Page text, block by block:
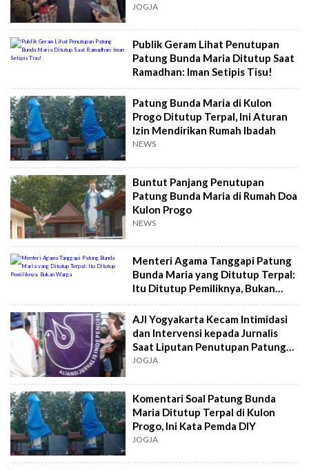
JOGJA
Publik Geram Lihat Penutupan
Patung Bunda Maria Ditutup Saat
Ramadhan: Iman Setipis Tisu!
Patung Bunda Maria di Kulon
Progo Ditutup Terpal, Ini Aturan
Izin Mendirikan Rumah Ibadah
NEWS
Buntut Panjang Penutupan
Patung Bunda Maria di Rumah Doa
Kulon Progo
NEWS
Menteri Agama Tanggapi Patung
Bunda Maria yang Ditutup Terpal:
Itu Ditutup Pemiliknya, Bukan
Warga
AJI Yogyakarta Kecam Intimidasi
dan Intervensi kepada Jurnalis
Saat Liputan Penutupan Patung
Bunda Maria di Kulon Progo
JOGJA
Komentari Soal Patung Bunda
Maria Ditutup Terpal di Kulon
Progo, Ini Kata Pemda DIY
JOGJA